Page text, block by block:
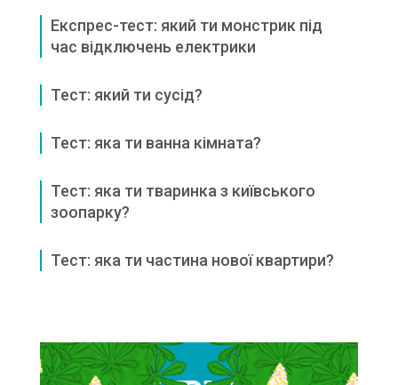
Експрес-тест: який ти монстрик під
час відключень електрики
Тест: який ти сусід?
Тест: яка ти ванна кімната?
Тест: яка ти тваринка з київського
зоопарку?
Тест: яка ти частина нової квартири?